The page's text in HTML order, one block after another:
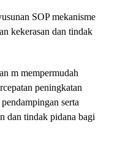
SOP mekanisme
kekerasan dan tindak
m mempermudah
peningkatan
serta
dan tindak pidana bagi